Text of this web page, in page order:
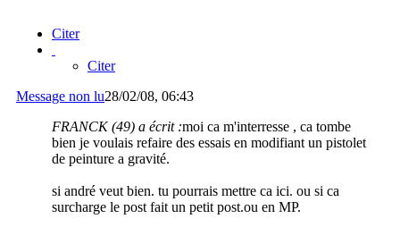
Citer
Citer
Message non lu28/02/08, 06:43
FRANCK (49) a écrit :moi ca m'interresse , ca tombe
bien je voulais refaire des essais en modifiant un pistolet
de peinture a gravité.
si andré veut bien. tu pourrais mettre ca ici. ou si ca
surcharge le post fait un petit post.ou en MP.